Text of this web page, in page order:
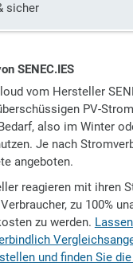
sicher
SENEC.IES
vom Hersteller
PV-
also im Winter
Je nach
angeboten.
reagieren mit ihren
zu 100%
zu werden.
und finden Sie